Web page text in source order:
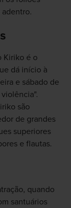
Kiriko é o
dá início à
e sábado de
são
de grandes
superiores
e flautas.
quando
santuários